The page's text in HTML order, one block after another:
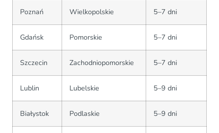
Poznań Wielkopolskie 5–7 dni
Gdańsk Pomorskie 5–7 dni
Szczecin Zachodniopomorskie 5–7 dni
Lublin Lubelskie 5–9 dni
Białystok Podlaskie 5–9 dni